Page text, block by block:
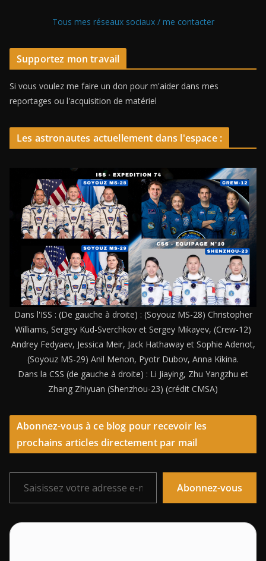
Tous mes réseaux sociaux / me contacter
Supportez mon travail
Si vous voulez me faire un don pour m'aider dans mes
reportages ou l'acquisition de matériel
Les astronautes actuellement dans l'espace :
Dans l'ISS : (De gauche à droite) : (Soyouz MS-28) Christopher
Williams, Sergey Kud-Sverchkov et Sergey Mikayev, (Crew-12)
Andrey Fedyaev, Jessica Meir, Jack Hathaway et Sophie Adenot,
(Soyouz MS-29) Anil Menon, Pyotr Dubov, Anna Kikina.
Dans la CSS (de gauche à droite) : Li Jiaying, Zhu Yangzhu et
Zhang Zhiyuan (Shenzhou-23) (crédit CMSA)
Abonnez-vous à ce blog pour recevoir les
prochains articles directement par mail
Saisissez votre adresse e-mail…
Abonnez-vous